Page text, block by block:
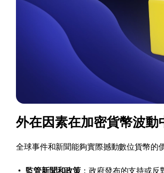
外在因素在加密貨幣波動
全球事件和新聞能夠實際撼動數位貨幣的
監管新聞和政策 ：政府發布的支持或